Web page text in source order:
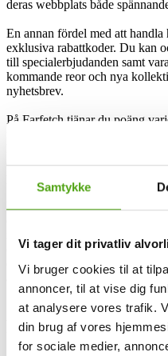
Samtykke
Vi tager dit privatliv
Vi bruger cookies til at
annoncer, til at vise dig
at analysere vores trafik.
din brug af vores
for sociale medier,
deras webbplats både
En annan fördel med att handla
exklusiva rabattkoder. Du kan
till specialerbjudanden samt
kommande reor och nya
nyhetsbrev.
På Farfetch tjänar du poäng
mer rabatter på dina framtida
lojalitetsprogram. De har
erbjudanden där du verkligen
Du kan prenumerera på
också ett lojalitetsprogram
du kan tjäna poäng varje gång
användas för stora rabatter.
Få rabatt på